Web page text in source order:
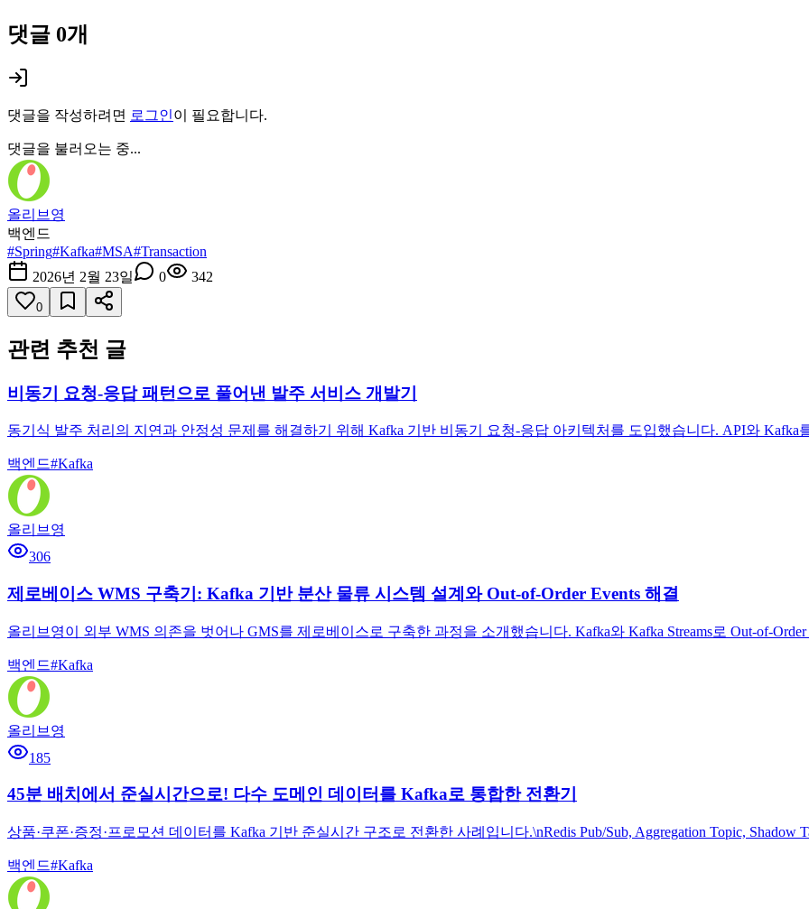
댓글 0개
댓글을 작성하려면 로그인이 필요합니다.
댓글을 불러오는 중...
올리브영
백엔드
#Spring#Kafka#MSA#Transaction
2026년 2월 23일
0 342
0
관련 추천 글
비동기 요청-응답 패턴으로 풀어낸 발주 서비스 개발기
동기식 발주 처리의 지연과 안정성 문제를 해결하기 위해 Kafka 기반 비동기 요청-응답 아키텍처를 도입했습니다. API와
백엔드#Kafka
올리브영
306
제로베이스 WMS 구축기: Kafka 기반 분산 물류 시스템 설계와 Out-of-Order Events 해결
올리브영이 외부 WMS 의존을 벗어나 GMS를 제로베이스로 구축한 과정을 소개했습니다. Kafka와 Kafka Streams로 Out-of-
백엔드#Kafka
올리브영
185
45분 배치에서 준실시간으로! 다수 도메인 데이터를 Kafka로 통합한 전환기
상품·쿠폰·증정·프로모션 데이터를 Kafka 기반 준실시간 구조로 전환한 사례입니다.\nRedis Pub/Sub, Aggregation Topic,
백엔드#Kafka